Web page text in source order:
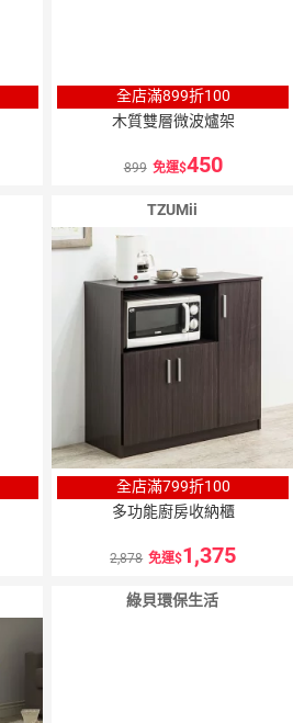
全店滿899折100
木質雙層微波爐架
899 免運 450
TZUMii
全店滿799折100
多功能廚房收納櫃
2,878 免運 1,375
綠貝環保生活